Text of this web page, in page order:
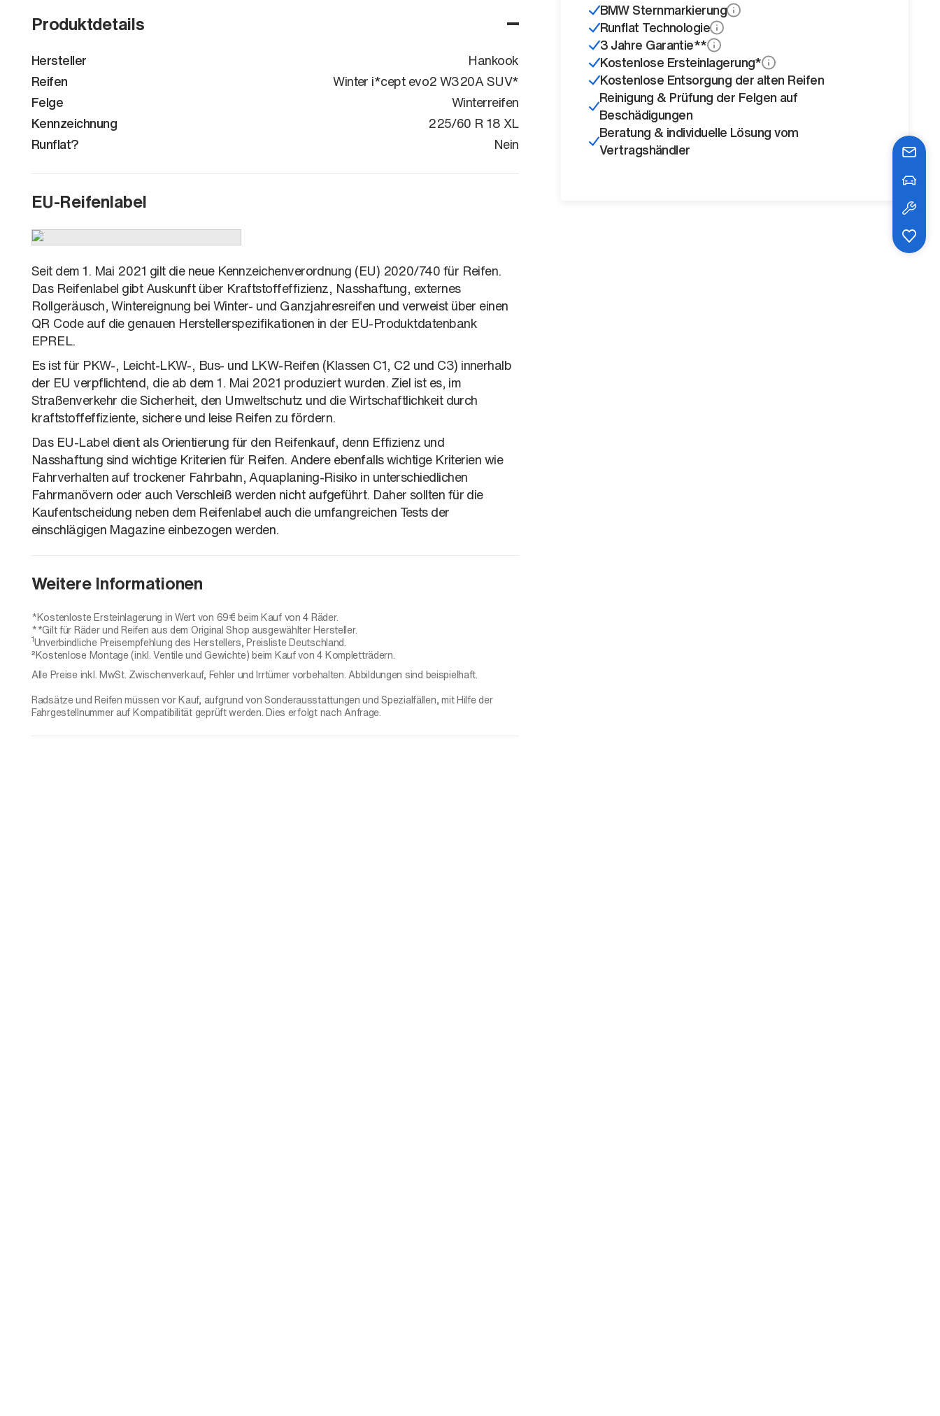
Produktdetails
Hersteller
Hankook
Reifen
Winter i*cept evo2 W320A SUV*
Felge
Winterreifen
Kennzeichnung
225/60 R 18 XL
Runflat?
Nein
EU-Reifenlabel
Seit dem 1. Mai 2021 gilt die neue Kennzeichenverordnung (EU) 2020/740 für Reifen.
Das Reifenlabel gibt Auskunft über Kraftstoffeffizienz, Nasshaftung, externes
Rollgeräusch, Wintereignung bei Winter- und Ganzjahresreifen und verweist über einen
QR Code auf die genauen Herstellerspezifikationen in der EU-Produktdatenbank
EPREL.
Es ist für PKW-, Leicht-LKW-, Bus- und LKW-Reifen (Klassen C1, C2 und C3) innerhalb
der EU verpflichtend, die ab dem 1. Mai 2021 produziert wurden. Ziel ist es, im
Straßenverkehr die Sicherheit, den Umweltschutz und die Wirtschaftlichkeit durch
kraftstoffeffiziente, sichere und leise Reifen zu fördern.
Das EU-Label dient als Orientierung für den Reifenkauf, denn Effizienz und
Nasshaftung sind wichtige Kriterien für Reifen. Andere ebenfalls wichtige Kriterien wie
Fahrverhalten auf trockener Fahrbahn, Aquaplaning-Risiko in unterschiedlichen
Fahrmanövern oder auch Verschleiß werden nicht aufgeführt. Daher sollten für die
Kaufentscheidung neben dem Reifenlabel auch die umfangreichen Tests der
einschlägigen Magazine einbezogen werden.
Weitere Informationen
*Kostenloste Ersteinlagerung in Wert von 69€ beim Kauf von 4 Räder.
**Gilt für Räder und Reifen aus dem Original Shop ausgewählter Hersteller.
1Unverbindliche Preisempfehlung des Herstellers, Preisliste Deutschland.
²Kostenlose Montage (inkl. Ventile und Gewichte) beim Kauf von 4 Kompletträdern.
Alle Preise inkl. MwSt. Zwischenverkauf, Fehler und Irrtümer vorbehalten. Abbildungen sind beispielhaft.
Radsätze und Reifen müssen vor Kauf, aufgrund von Sonderausstattungen und Spezialfällen, mit Hilfe der
Fahrgestellnummer auf Kompatibilität geprüft werden. Dies erfolgt nach Anfrage.
BMW Sternmarkierung
Runflat Technologie
3 Jahre Garantie**
Kostenlose Ersteinlagerung*
Kostenlose Entsorgung der alten Reifen
Reinigung & Prüfung der Felgen auf
Beschädigungen
Beratung & individuelle Lösung vom
Vertragshändler